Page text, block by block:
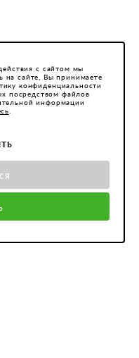
с сайтом мы
на сайте, Вы принимаете
конфиденциальности
посредством файлов
информации